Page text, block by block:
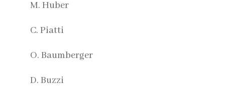
M. Huber
C. Piatti
O. Baumberger
D. Buzzi